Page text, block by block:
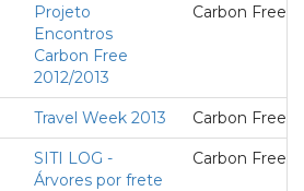
Projeto
Encontros
Carbon Free
2012/2013
Carbon Free
Travel Week 2013 Carbon Free
SITI LOG -
Árvores por frete
Carbon Free